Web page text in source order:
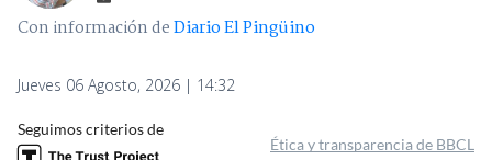
Con información deDiario El Pingüino
Jueves 06 Agosto, 2026 | 14:32
Seguimos criterios de
Ética y transparencia de BBCL